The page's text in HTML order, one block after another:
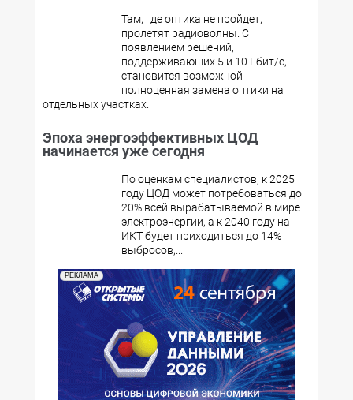
Там, где оптика не пройдет,
пролетят радиоволны. С
появлением решений,
поддерживающих 5 и 10 Гбит/с,
становится возможной
полноценная замена оптики на
отдельных участках.
Эпоха энергоэффективных ЦОД
начинается уже сегодня
По оценкам специалистов, к 2025
году ЦОД может потребоваться до
20% всей вырабатываемой в мире
электроэнергии, а к 2040 году на
ИКТ будет приходиться до 14%
выбросов,...
РЕКЛАМА